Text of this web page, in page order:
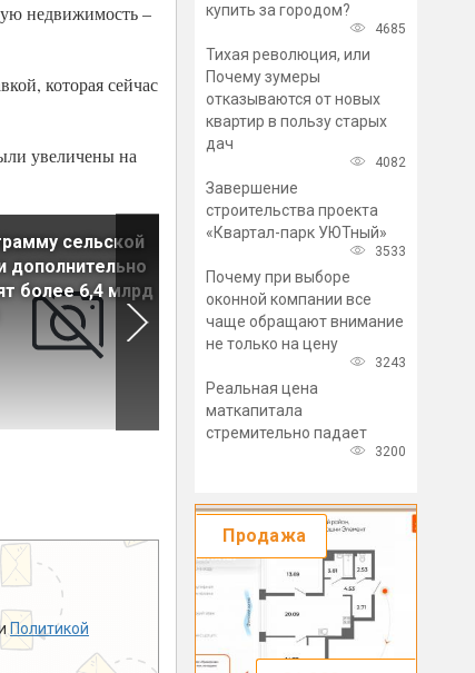
недвижимость –
которая сейчас
увеличены на
сельской
дополнительно
более 6,4 млрд
Центробанк: Ипотечный
портфель умеренно растет
благодаря семейной
Политикой
купить за городом?
4685
Тихая революция, или
Почему зумеры
отказываются от новых
квартир в пользу старых
дач
4082
Завершение
строительства проекта
«Квартал-парк УЮТный»
3533
Почему при выборе
оконной компании все
чаще обращают внимание
не только на цену
3243
Реальная цена
маткапитала
стремительно падает
3200
Продажа